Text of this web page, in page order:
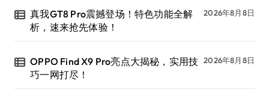
真我GT8 Pro震撼登场！特色功能全解
析，速来抢先体验！
2026年8月8日
OPPO Find X9 Pro亮点大揭秘，实用技
巧一网打尽！
2026年8月8日